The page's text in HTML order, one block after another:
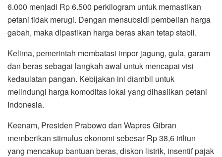
6.000 menjadi Rp 6.500 perkilogram untuk memastikan
petani tidak merugi. Dengan mensubsidi pembelian harga
gabah, maka dipastikan harga beras akan tetap stabil.
Kelima, pemerintah membatasi impor jagung, gula, garam
dan beras sebagai langkah awal untuk mencapai visi
kedaulatan pangan. Kebijakan ini diambil untuk
melindungi harga komoditas lokal yang dihasilkan petani
Indonesia.
Keenam, Presiden Prabowo dan Wapres Gibran
memberikan stimulus ekonomi sebesar Rp 38,6 triliun
yang mencakup bantuan beras, diskon listrik, insentif pajak